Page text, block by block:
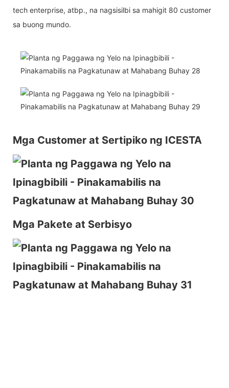
tech enterprise, atbp., na nagsisilbi sa mahigit 80 customer
sa buong mundo.
Mga Customer at Sertipiko ng ICESTA
Mga Pakete at Serbisyo